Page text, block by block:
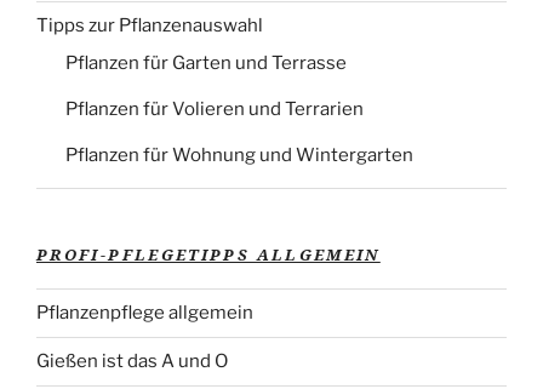
Tipps zur Pflanzenauswahl
Pflanzen für Garten und Terrasse
Pflanzen für Volieren und Terrarien
Pflanzen für Wohnung und Wintergarten
PROFI-PFLEGETIPPS ALLGEMEIN
Pflanzenpflege allgemein
Gießen ist das A und O